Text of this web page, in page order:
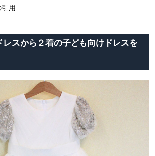
用
レスから２着の子ども向けドレスを